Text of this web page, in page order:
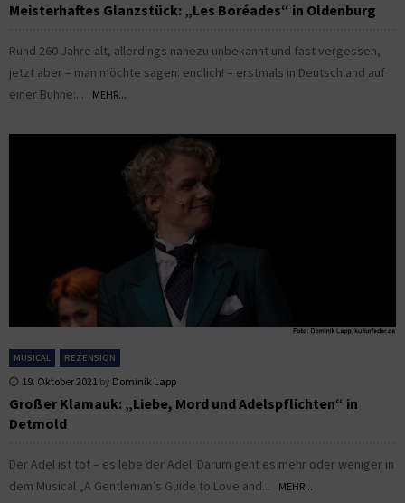
Meisterhaftes Glanzstück: „Les Boréades“ in Oldenburg
Rund 260 Jahre alt, allerdings nahezu unbekannt und fast vergessen,
jetzt aber – man möchte sagen: endlich! – erstmals in Deutschland auf
einer Bühne:...
MEHR...
MUSICAL REZENSION
19. Oktober 2021 by Dominik Lapp
Großer Klamauk: „Liebe, Mord und Adelspflichten“ in
Detmold
Der Adel ist tot – es lebe der Adel. Darum geht es mehr oder weniger in
dem Musical „A Gentleman’s Guide to Love and...
MEHR...